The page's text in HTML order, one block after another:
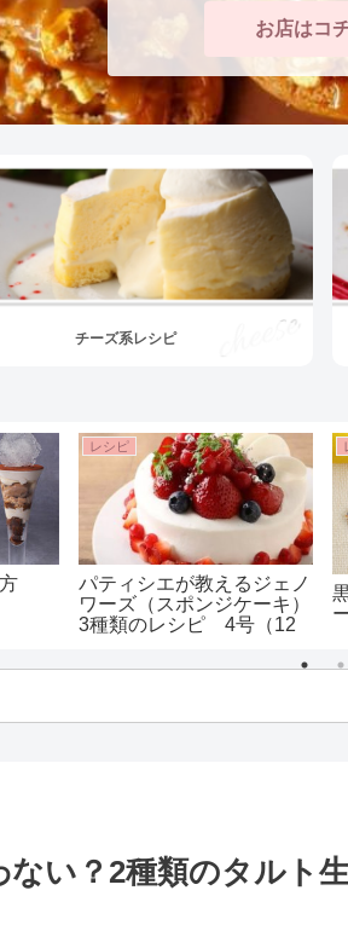
お店はコ
チーズ系レシピ
レシピ
パティシエが教えるジェノ
ワーズ（スポンジケーキ）
3種類のレシピ 4号（12
チ）までサイズごとの配合
い？2種類のタルト